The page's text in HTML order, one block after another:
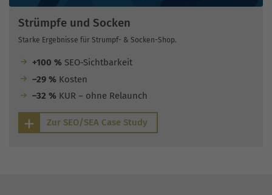
Strümpfe und Socken
Starke Ergebnisse für Strumpf- & Socken-Shop.
+100 %SEO-Sichtbarkeit
–29 %Kosten
–32 %KUR – ohne Relaunch
Zur SEO/SEA Case Study